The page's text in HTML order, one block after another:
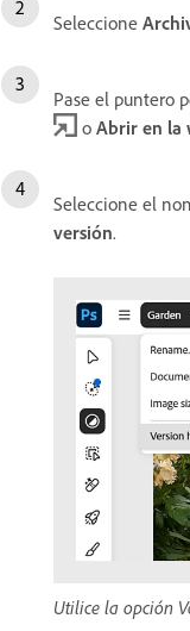
Seleccione
Pase el puntero
o Abrir en la
Seleccione el
versión.
Utilice la opción